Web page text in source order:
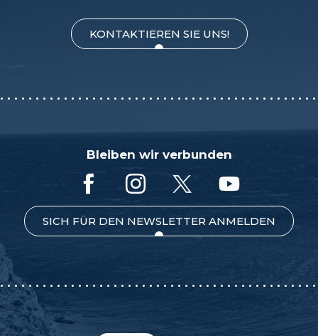
KONTAKTIEREN SIE UNS!
Bleiben wir verbunden
SICH FÜR DEN NEWSLETTER ANMELDEN